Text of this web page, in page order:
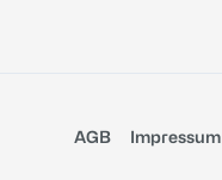
AGB Impressum